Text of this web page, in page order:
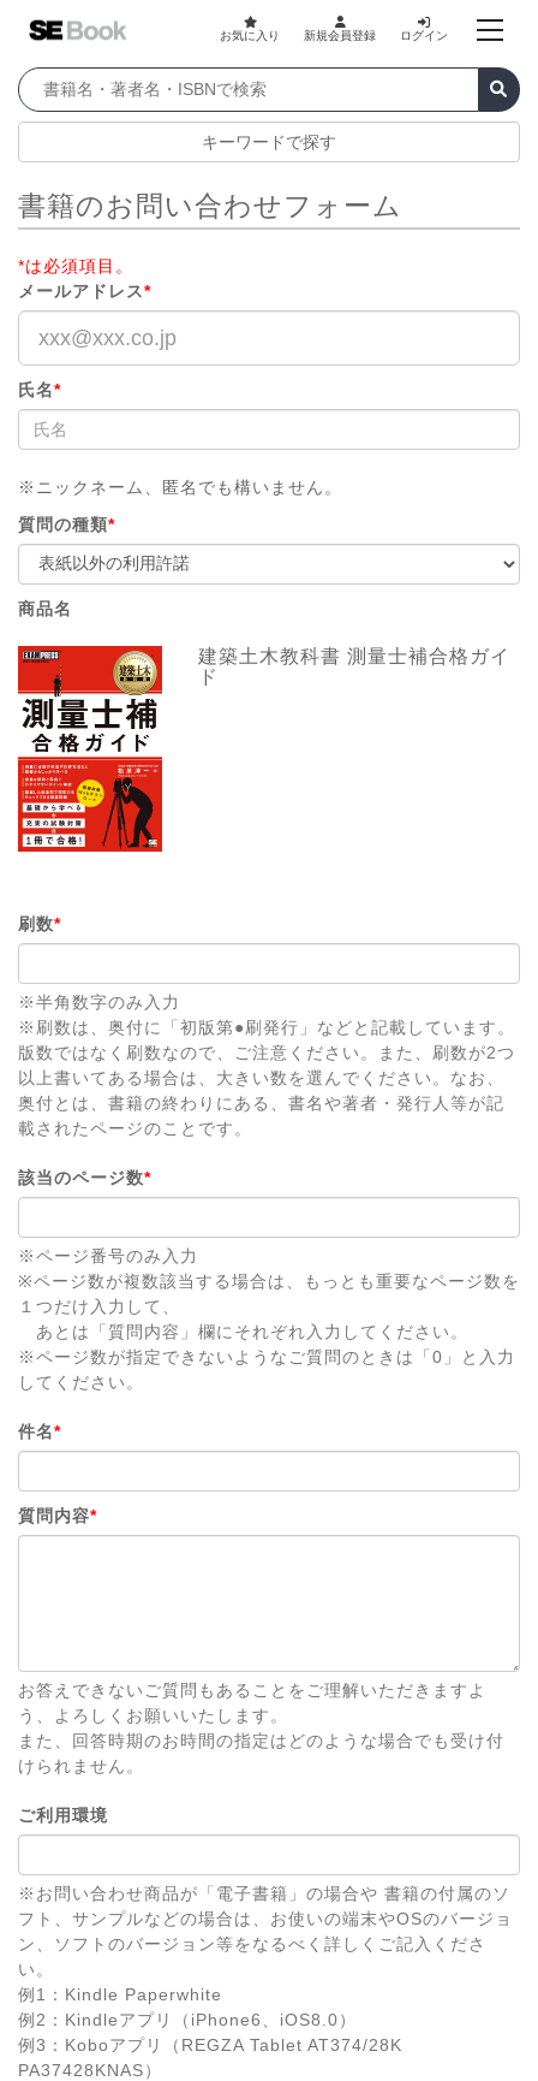
お気に入り 新規会員登録 ログイン
キーワードで探す
書籍のお問い合わせフォーム
*は必須項目。
メールアドレス*
氏名*
※ニックネーム、匿名でも構いません。
質問の種類*
商品名
建築土木教科書 測量士補合格ガイ
ド
刷数*
※半角数字のみ入力
※刷数は、奥付に「初版第●刷発行」などと記載しています。
版数ではなく刷数なので、ご注意ください。また、刷数が2つ
以上書いてある場合は、大きい数を選んでください。なお、
奥付とは、書籍の終わりにある、書名や著者・発行人等が記
載されたページのことです。
該当のページ数*
※ページ番号のみ入力
※ページ数が複数該当する場合は、もっとも重要なページ数を
１つだけ入力して、
あとは「質問内容」欄にそれぞれ入力してください。
※ページ数が指定できないようなご質問のときは「0」と入力
してください。
件名*
質問内容*
お答えできないご質問もあることをご理解いただきますよ
う、よろしくお願いいたします。
また、回答時期のお時間の指定はどのような場合でも受け付
けられません。
ご利用環境
※お問い合わせ商品が「電子書籍」の場合や 書籍の付属のソ
フト、サンプルなどの場合は、お使いの端末やOSのバージョ
ン、ソフトのバージョン等をなるべく詳しくご記入くださ
い。
例1：Kindle Paperwhite
例2：Kindleアプリ（iPhone6、iOS8.0）
例3：Koboアプリ（REGZA Tablet AT374/28K
PA37428KNAS）